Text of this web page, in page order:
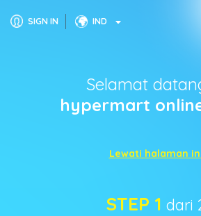
SIGN IN IND
Selamat
hypermart
Lewati halaman
STEP 1 dari